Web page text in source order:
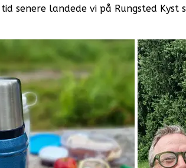
tid senere landede vi på Rungsted